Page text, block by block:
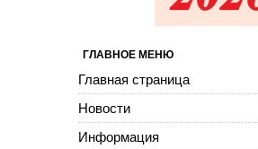
ГЛАВНОЕ МЕНЮ
Главная страница
Новости
Информация